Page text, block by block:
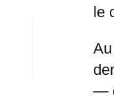
le
Au
—